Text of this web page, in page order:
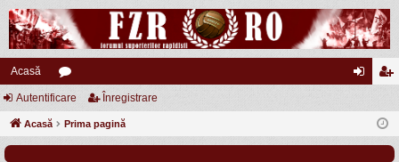
Acasă
or
u eg
Autentificare Înregistrare
Acasă Prima pagină